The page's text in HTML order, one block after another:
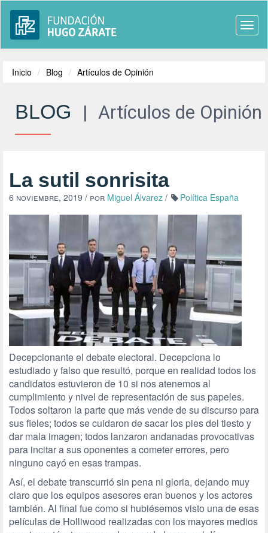
Inicio Blog Artículos de Opinión
BLOG | Artículos de Opinión
La sutil sonrisita
6 noviembre, 2019 / por Miguel Álvarez / Política España
Decepcionante el debate electoral. Decepciona lo
estudiado y falso que resultó, porque en realidad todos los
candidatos estuvieron de 10 si nos atenemos al
cumplimiento y nivel de representación de sus papeles.
Todos soltaron la parte que más vende de su discurso para
sus fieles; todos se cuidaron de sacar los pies del tiesto y
dar mala imagen; todos lanzaron andanadas provocativas
para incitar a sus oponentes a cometer errores, pero
ninguno cayó en esas trampas.
Así, el debate transcurrió sin pena ni gloria, dejando muy
claro que los equipos asesores eran buenos y los actores
también. Al final fue como si hubiésemos visto una de esas
películas de Holliwood realizadas con los mayores medios